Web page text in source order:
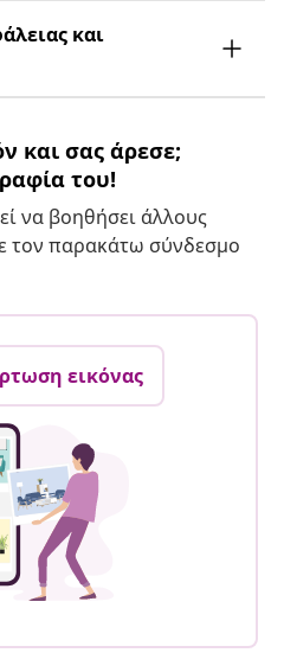
και
και σας άρεσε;
του!
να βοηθήσει άλλους
τον παρακάτω σύνδεσμο
εικόνας